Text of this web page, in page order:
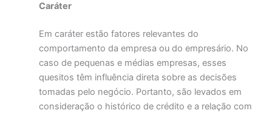
Caráter
Em caráter estão fatores relevantes do
comportamento da empresa ou do empresário. No
caso de pequenas e médias empresas, esses
quesitos têm influência direta sobre as decisões
tomadas pelo negócio. Portanto, são levados em
consideração o histórico de crédito e a relação com